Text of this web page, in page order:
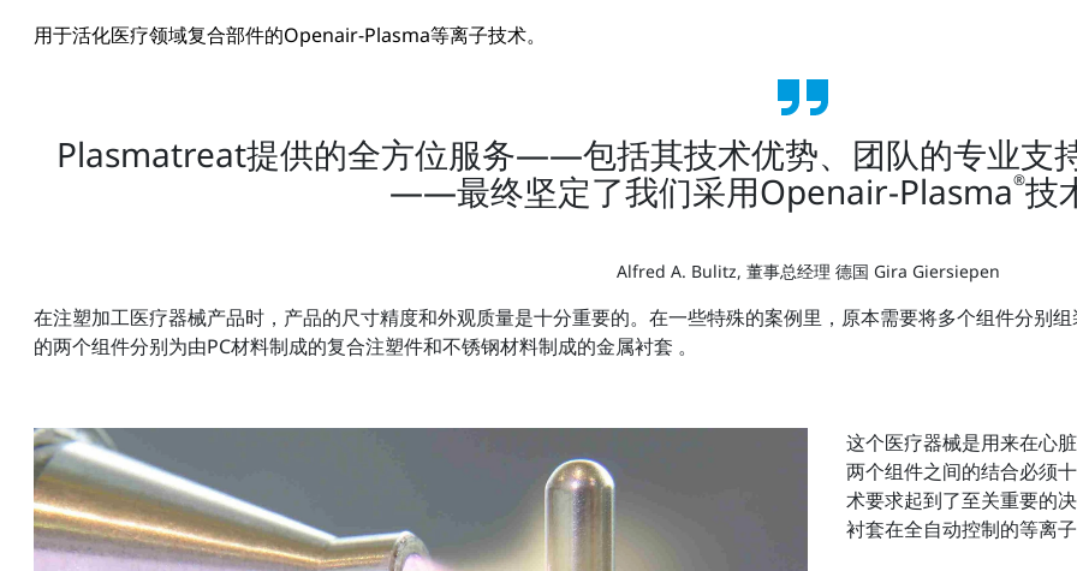
用于活化医疗领域复合部件的Openair-Plasma等离子技术。
Plasmatreat提供的全方位服务——包括其技术优势、团队的专业支
——最终坚定了我们采用Openair-Plasma®技
Alfred A. Bulitz, 董事总经理 德国 Gira Giersiepen
在注塑加工医疗器械产品时，产品的尺寸精度和外观质量是十分重要的。在一些特殊的案例里，原本需要将多个组件分别
的两个组件分别为由PC材料制成的复合注塑件和不锈钢材料制成的金属衬套 。
这个医疗器械是用来在心
两个组件之间的结合必须
术要求起到了至关重要的
衬套在全自动控制的等离